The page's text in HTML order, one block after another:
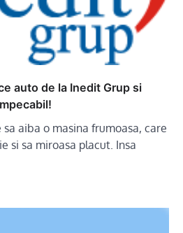
auto de la Inedit Grup si
aiba o masina frumoasa, care
si sa miroasa placut. Insa